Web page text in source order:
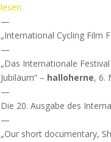
lesen
—
„International Cycling Film
—
„Das Internationale
Jubiläum“ – halloherne, 6.
—
Die 20. Ausgabe des
—
„Our short documentary,